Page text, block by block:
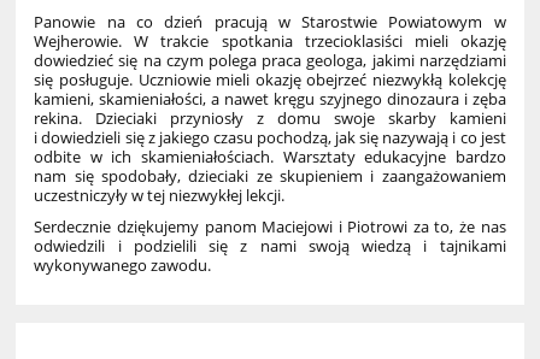
Panowie na co dzień pracują w Starostwie Powiatowym w
Wejherowie. W trakcie spotkania trzecioklasiści mieli okazję
dowiedzieć się na czym polega praca geologa, jakimi narzędziami
się posługuje. Uczniowie mieli okazję obejrzeć niezwykłą kolekcję
kamieni, skamieniałości, a nawet kręgu szyjnego dinozaura i zęba
rekina. Dzieciaki przyniosły z domu swoje skarby kamieni
i dowiedzieli się z jakiego czasu pochodzą, jak się nazywają i co jest
odbite w ich skamieniałościach. Warsztaty edukacyjne bardzo
nam się spodobały, dzieciaki ze skupieniem i zaangażowaniem
uczestniczyły w tej niezwykłej lekcji.
Serdecznie dziękujemy panom Maciejowi i Piotrowi za to, że nas
odwiedzili i podzielili się z nami swoją wiedzą i tajnikami
wykonywanego zawodu.